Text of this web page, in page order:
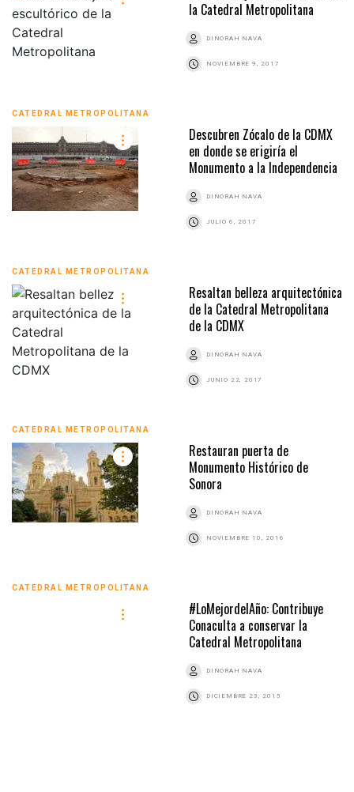
la Catedral Metropolitana
DINORAH NAVA
NOVIEMBRE 9, 2017
CATEDRAL METROPOLITANA
Descubren Zócalo de la CDMX
en donde se erigiría el
Monumento a la Independencia
DINORAH NAVA
JULIO 6, 2017
CATEDRAL METROPOLITANA
Resaltan belleza arquitectónica
de la Catedral Metropolitana
de la CDMX
DINORAH NAVA
JUNIO 22, 2017
CATEDRAL METROPOLITANA
Restauran puerta de
Monumento Histórico de
Sonora
DINORAH NAVA
NOVIEMBRE 10, 2016
CATEDRAL METROPOLITANA
#LoMejordelAño: Contribuye
Conaculta a conservar la
Catedral Metropolitana
DINORAH NAVA
DICIEMBRE 23, 2015